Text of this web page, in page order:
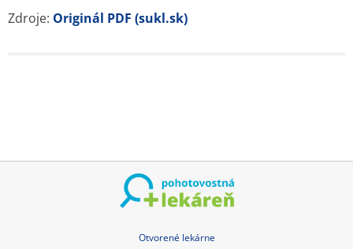
Zdroje: Originál PDF (sukl.sk)
Otvorené lekárne